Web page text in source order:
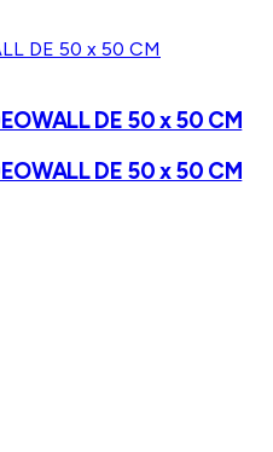
DE 50 x 50 CM
DE 50 x 50 CM